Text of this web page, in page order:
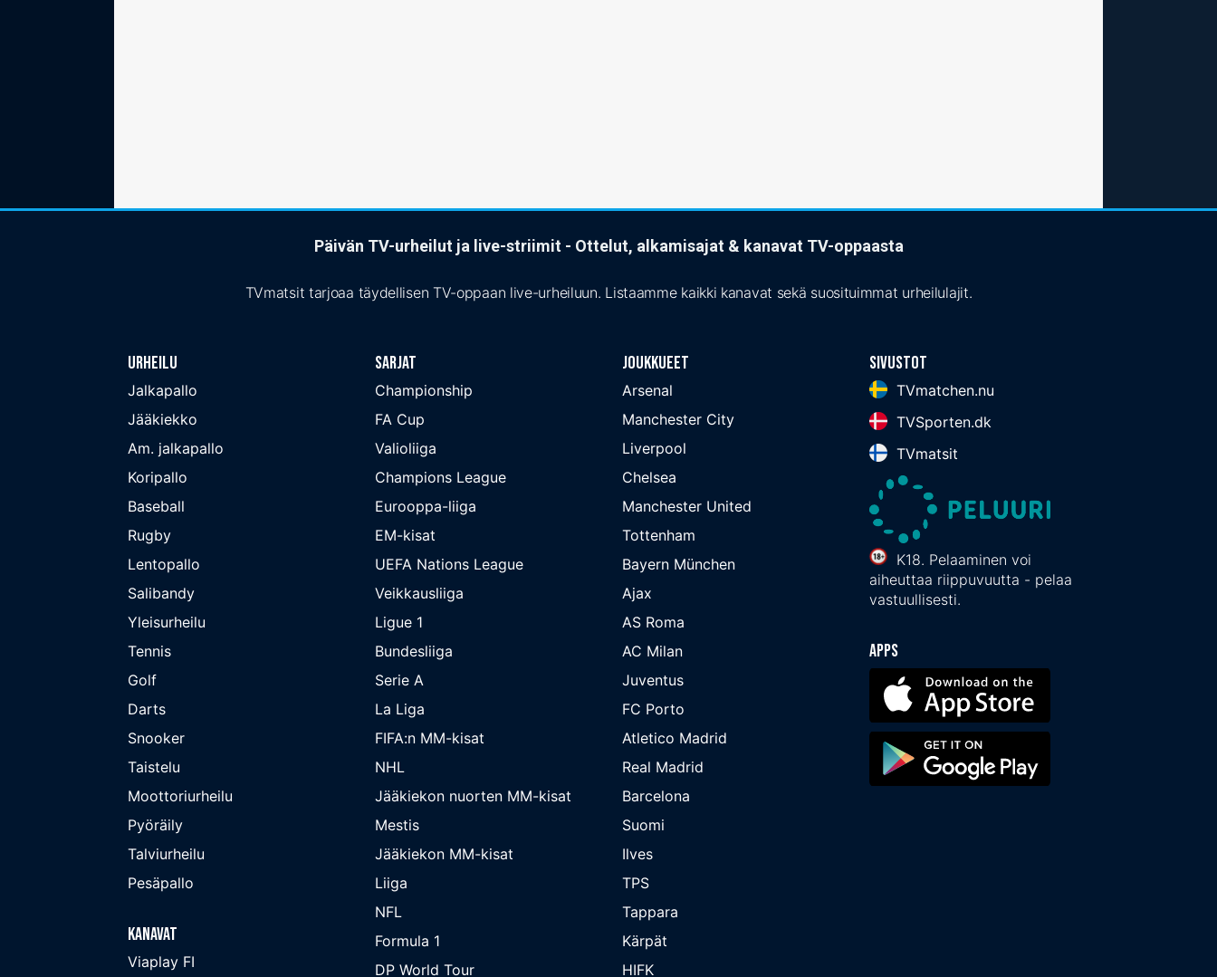
Päivän TV-urheilut ja live-striimit - Ottelut, alkamisajat & kanavat TV-oppaasta
TVmatsit tarjoaa täydellisen TV-oppaan live-urheiluun. Listaamme kaikki kanavat sekä suosituimmat urheilulajit.
Urheilu
Jalkapallo
Jääkiekko
Am. jalkapallo
Koripallo
Baseball
Rugby
Lentopallo
Salibandy
Yleisurheilu
Tennis
Golf
Darts
Snooker
Taistelu
Moottoriurheilu
Pyöräily
Talviurheilu
Pesäpallo
Kanavat
Viaplay FI
Sarjat
Championship
FA Cup
Valioliiga
Champions League
Eurooppa-liiga
EM-kisat
UEFA Nations League
Veikkausliiga
Ligue 1
Bundesliiga
Serie A
La Liga
FIFA:n MM-kisat
NHL
Jääkiekon nuorten MM-kisat
Mestis
Jääkiekon MM-kisat
Liiga
NFL
Formula 1
DP World Tour
Joukkueet
Arsenal
Manchester City
Liverpool
Chelsea
Manchester United
Tottenham
Bayern München
Ajax
AS Roma
AC Milan
Juventus
FC Porto
Atletico Madrid
Real Madrid
Barcelona
Suomi
Ilves
TPS
Tappara
Kärpät
HIFK
Sivustot
TVmatchen.nu
TVSporten.dk
TVmatsit
K18. Pelaaminen voi
aiheuttaa riippuvuutta - pelaa
vastuullisesti.
Apps